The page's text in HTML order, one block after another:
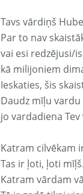
Tavs vārdiņš
Par to nav
vai esi redzējusi/
kā milijoniem
Ieskaties, šis
Daudz mīļu
jo vardadiena
Katram cilvēkam
Tas ir ļoti, ļoti mīļš.
Katram vārdam